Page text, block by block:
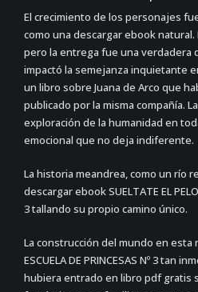
El crecimiento de los personajes
como una descargar ebook
pero la entrega fue una verdadera
impactó la semejanza inquietante
un libro sobre Juana de Arco que
publicado por la misma compañía.
exploración de la humanidad en
emocional que no deja indiferente.
La historia meandrea, como un río
descargar ebook SUELTATE EL
3 tallando su propio camino único.
La construcción del mundo en esta
ESCUELA DE PRINCESAS Nº 3 tan
hubiera entrado en libro pdf gratis